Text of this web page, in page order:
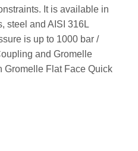
It is available in
steel and AISI 316L
is up to 1000 bar /
and Gromelle
Gromelle Flat Face Quick